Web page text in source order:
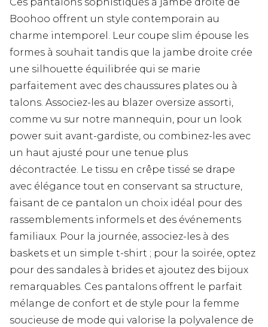
Boohoo offrent un style contemporain au
charme intemporel. Leur coupe slim épouse les
formes à souhait tandis que la jambe droite crée
une silhouette équilibrée qui se marie
parfaitement avec des chaussures plates ou à
talons. Associez-les au blazer oversize assorti,
comme vu sur notre mannequin, pour un look
power suit avant-gardiste, ou combinez-les avec
un haut ajusté pour une tenue plus
décontractée. Le tissu en crêpe tissé se drape
avec élégance tout en conservant sa structure,
faisant de ce pantalon un choix idéal pour des
rassemblements informels et des événements
familiaux. Pour la journée, associez-les à des
baskets et un simple t-shirt ; pour la soirée, optez
pour des sandales à brides et ajoutez des bijoux
remarquables. Ces pantalons offrent le parfait
mélange de confort et de style pour la femme
soucieuse de mode qui valorise la polyvalence de